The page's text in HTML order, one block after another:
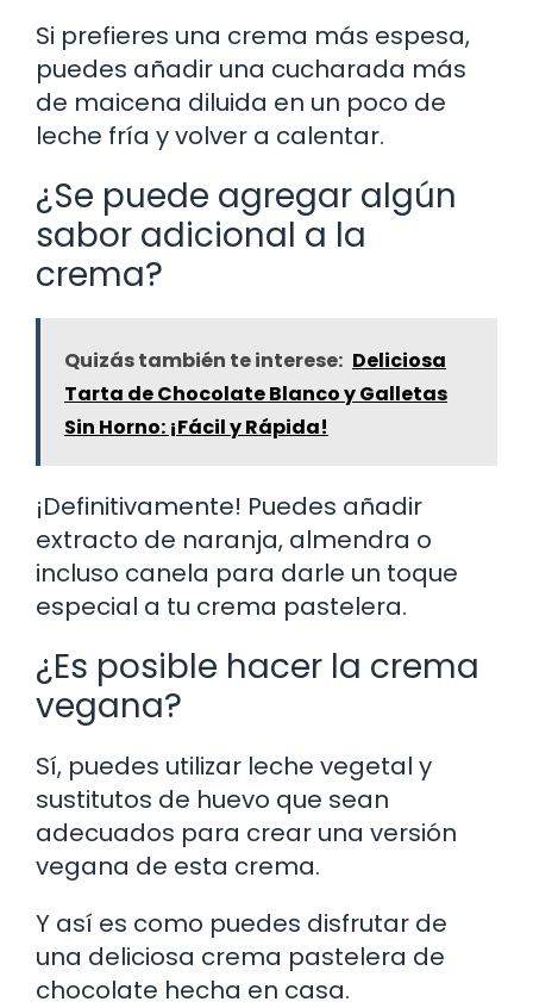
Si prefieres una crema más espesa,
puedes añadir una cucharada más
de maicena diluida en un poco de
leche fría y volver a calentar.
¿Se puede agregar algún
sabor adicional a la
crema?
Quizás también te interese: Deliciosa
Tarta de Chocolate Blanco y Galletas
Sin Horno: ¡Fácil y Rápida!
¡Definitivamente! Puedes añadir
extracto de naranja, almendra o
incluso canela para darle un toque
especial a tu crema pastelera.
¿Es posible hacer la crema
vegana?
Sí, puedes utilizar leche vegetal y
sustitutos de huevo que sean
adecuados para crear una versión
vegana de esta crema.
Y así es como puedes disfrutar de
una deliciosa crema pastelera de
chocolate hecha en casa.